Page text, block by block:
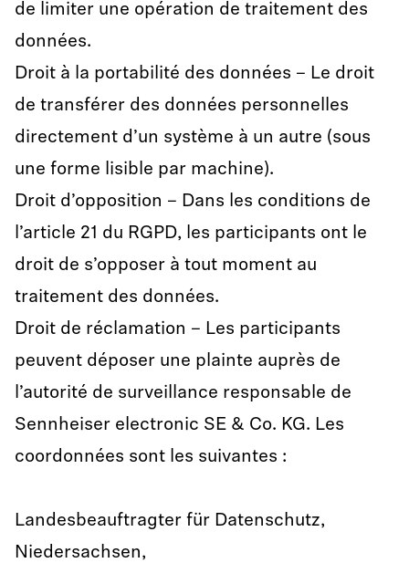
de limiter une opération de traitement des
données.
Droit à la portabilité des données – Le droit
de transférer des données personnelles
directement d’un système à un autre (sous
une forme lisible par machine).
Droit d’opposition – Dans les conditions de
l’article 21 du RGPD, les participants ont le
droit de s’opposer à tout moment au
traitement des données.
Droit de réclamation – Les participants
peuvent déposer une plainte auprès de
l’autorité de surveillance responsable de
Sennheiser electronic SE & Co. KG. Les
coordonnées sont les suivantes :
Landesbeauftragter für Datenschutz,
Niedersachsen,